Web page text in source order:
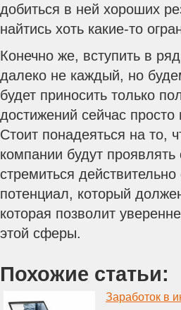
добиться в ней хороших
найтись хоть какие-то
Конечно же, вступить в
далеко не каждый, но
будет приносить только
достижений сейчас просто
Стоит понадеяться на то,
компании будут
стремиться
потенциал, который
которая позволит
этой сферы.
Похожие статьи:
Заработок в